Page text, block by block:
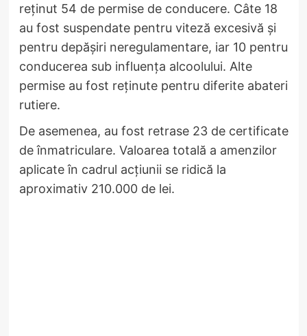
reținut 54 de permise de conducere. Câte 18
au fost suspendate pentru viteză excesivă și
pentru depășiri neregulamentare, iar 10 pentru
conducerea sub influența alcoolului. Alte
permise au fost reținute pentru diferite abateri
rutiere.
De asemenea, au fost retrase 23 de certificate
de înmatriculare. Valoarea totală a amenzilor
aplicate în cadrul acțiunii se ridică la
aproximativ 210.000 de lei.